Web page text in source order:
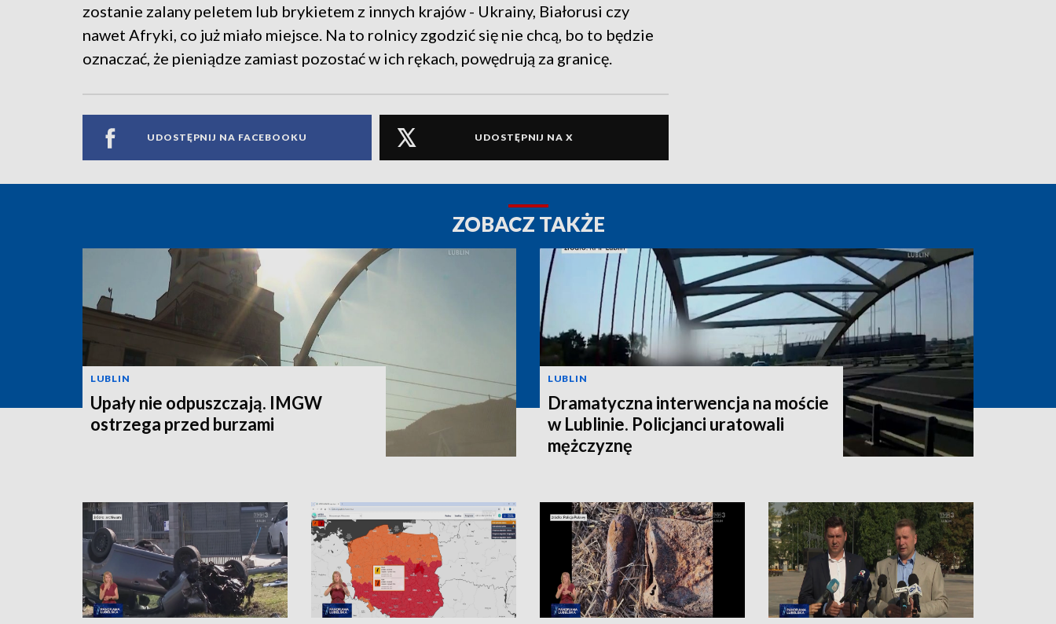
zostanie zalany peletem lub brykietem z innych krajów - Ukrainy, Białorusi czy
nawet Afryki, co już miało miejsce. Na to rolnicy zgodzić się nie chcą, bo to będzie
oznaczać, że pieniądze zamiast pozostać w ich rękach, powędrują za granicę.
UDOSTĘPNIJ NA FACEBOOKU UDOSTĘPNIJ NA X
ZOBACZ TAKŻE
LUBLIN
Upały nie odpuszczają. IMGW
ostrzega przed burzami
LUBLIN
Dramatyczna interwencja na moście
w Lublinie. Policjanci uratowali
mężczyznę